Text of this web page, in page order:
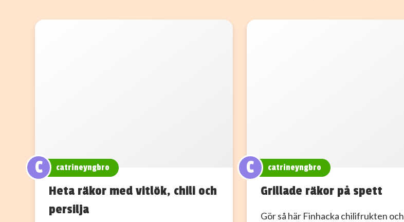
C catrineyngbro
Heta räkor med vitlök, chili och
persilja
C catrineyngbro
Grillade räkor på spett
Gör så här Finhacka chilifrukten och